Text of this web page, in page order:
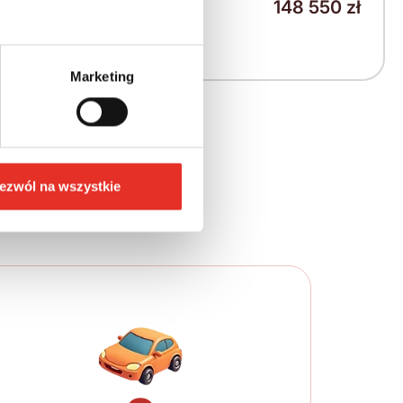
Marketing
na wszystkie
2 320 zł brutto / msc.
148 550 zł
krokach